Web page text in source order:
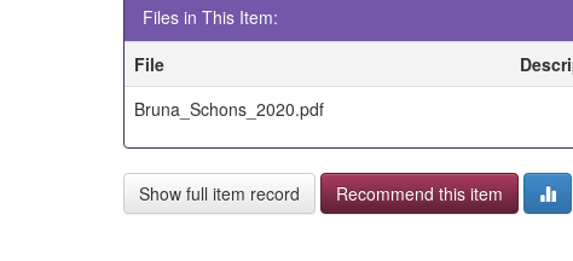
Files in This Item:
File
Bruna_Schons_2020.pdf
Show full item record Recommend this item